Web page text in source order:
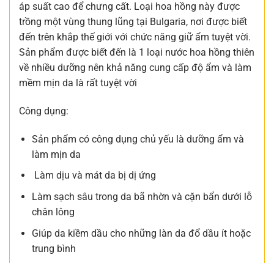
áp suất cao để chưng cất. Loại hoa hồng này được
trồng một vùng thung lũng tại Bulgaria, nơi được biết
đến trên khắp thế giới với chức năng giữ ẩm tuyệt vời.
Sản phẩm được biết đến là 1 loại nước hoa hồng thiên
về nhiều dưỡng nên khả năng cung cấp độ ẩm và làm
mềm mịn da là rất tuyệt vời
Công dụng:
Sản phẩm có công dụng chủ yếu là dưỡng ẩm và
làm mịn da
Làm dịu và mát da bị dị ứng
Làm sạch sâu trong da bã nhờn và cặn bẩn dưới lỗ
chân lông
Giúp da kiềm dầu cho những làn da đổ dầu ít hoặc
trung bình